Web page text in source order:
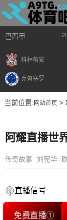
巴西甲
科林蒂安
克鲁塞罗
当前位置: 网站首页>
阿耀直播世
传奇故事 刘宪华
直播信号
免费直播①